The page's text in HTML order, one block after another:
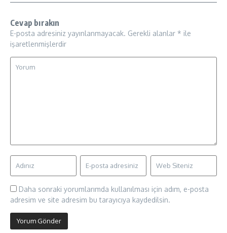
Cevap bırakın
E-posta adresiniz yayınlanmayacak. Gerekli alanlar * ile
işaretlenmişlerdir
Daha sonraki yorumlarımda kullanılması için adım, e-posta
adresim ve site adresim bu tarayıcıya kaydedilsin.